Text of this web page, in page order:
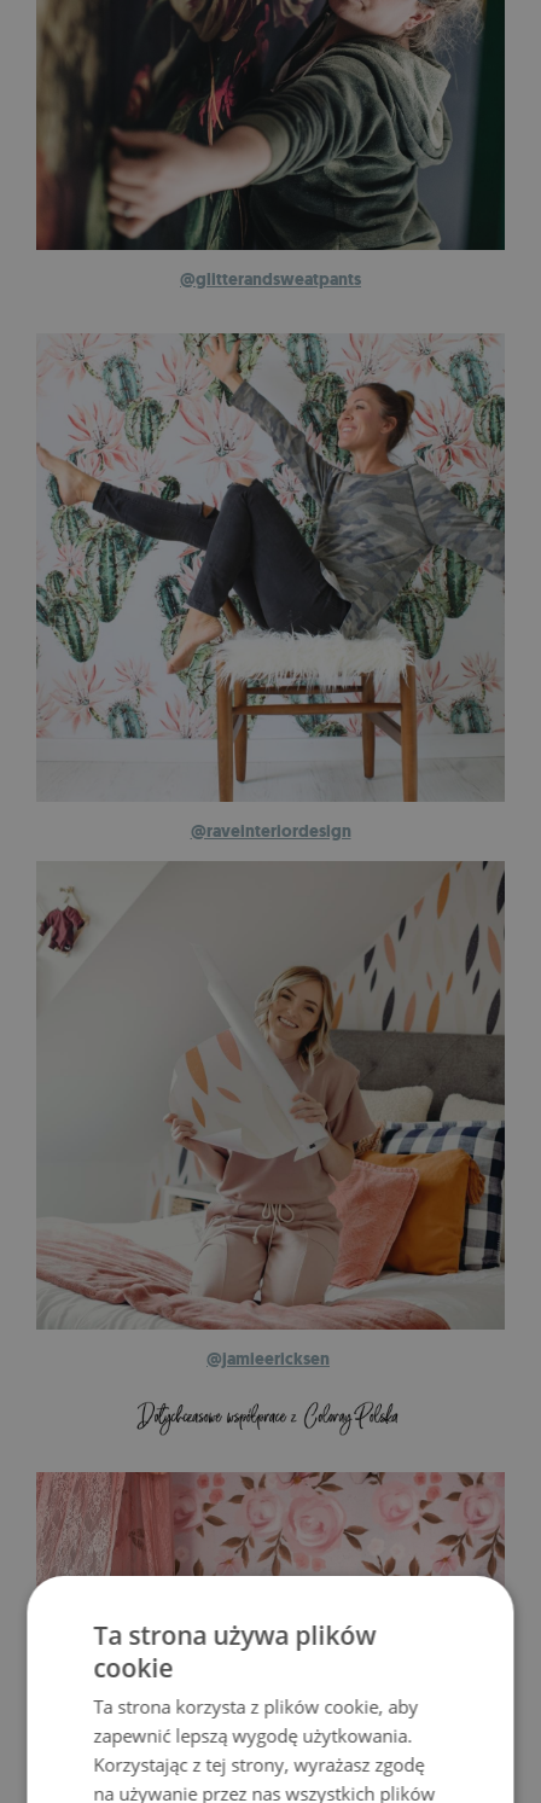
@glitterandsweatpants
@raveinteriordesign
@jamieericksen
Ta strona używa plików
cookie
Ta strona korzysta z plików cookie, aby
zapewnić lepszą wygodę użytkowania.
Korzystając z tej strony, wyrażasz zgodę
na używanie przez nas wszystkich plików